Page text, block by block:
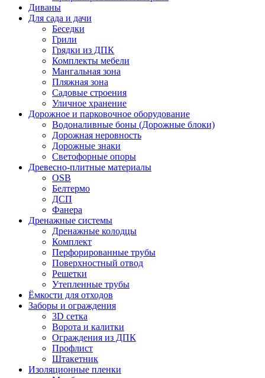
Диваны
Для сада и дачи
Беседки
Грили
Грядки из ДПК
Комплекты мебели
Мангальная зона
Пляжная зона
Садовые строения
Уличное хранение
Дорожное и парковочное оборудование
Водоналивные боны (Дорожные блоки)
Дорожная неровность
Дорожные знаки
Светофорные опоры
Древесно-плитные материалы
OSB
Белтермо
ДСП
Фанера
Дренажные системы
Дренажные колодцы
Комплект
Перфорированные трубы
Поверхностный отвод
Решетки
Утепленные трубы
Ёмкости для отходов
Заборы и ограждения
3D сетка
Ворота и калитки
Ограждения из ДПК
Профлист
Штакетник
Изоляционные пленки